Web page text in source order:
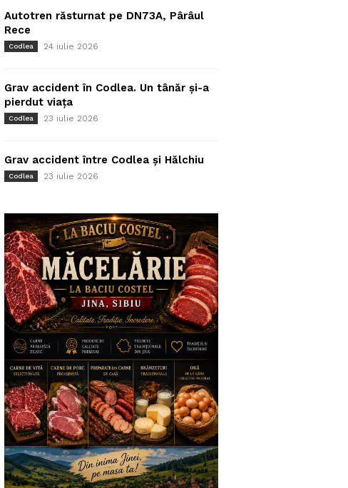
Autotren răsturnat pe DN73A, Pârâul
Rece
Codlea 24 iulie 2026
Grav accident în Codlea. Un tânăr și-a
pierdut viața
Codlea 23 iulie 2026
Grav accident între Codlea și Hălchiu
Codlea 23 iulie 2026